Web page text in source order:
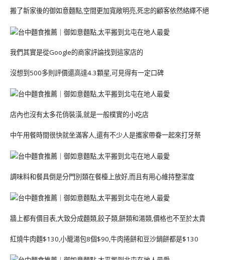
搬了新家後的御如意麵點,空間更加寬敞明亮,死忠的顧客依然絡繹不絕
我們其實是從Google的商家評論找到這家店的
沒想到500多則評價還高達4.3顆星,可見得有一定口碑
店內也沒有太多花俏裝潢,就是一般樸實的小吃店
中午用餐時間很快就坐滿客人,還有不少人是攜家帶眷一起來打牙祭
調味料和餐具倒是分門別類在餐檯上放好,而且有用心維持整潔度
牆上都有價目表,大致分成麵類,餃子類,餅類和湯類,價格也不至於太貴
紅燒牛肉麵$130,小籠湯包8個$90,牛肉捲餅和豆沙鍋餅都是$130